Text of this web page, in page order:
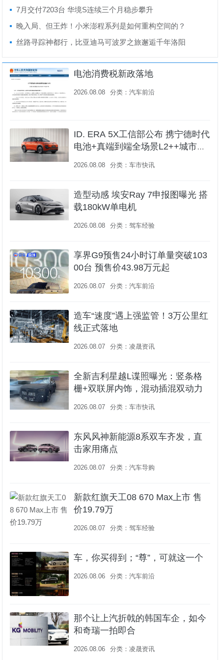
起7月交付7203台 华境S连续三个月稳步攀升
晚入局、但王炸！小米澎程系列是如何重构空间的？
丝路寻踪神都行，比亚迪马可波罗之旅邂逅千年洛阳
电池消费税新政落地
2026.08.08 分类：汽车前沿
ID. ERA 5X工信部公布 携宁德时代
电池+真端到端全场景L2++城市N
2026.08.08 分类：车市快讯
造型动感 埃安Ray 7申报图曝光 搭
载180kW单电机
2026.08.08 分类：驾车经验
享界G9预售24小时订单量突破103
00台 预售价43.98万元起
2026.08.07 分类：汽车前沿
造车“速度”遇上强监管！3万公里红
线正式落地
2026.08.07 分类：凌晟资讯
全新吉利星越L谍照曝光：竖条格
栅+双联屏内饰，混动插混双动力
2026.08.07 分类：车市快讯
东风风神新能源8系双车齐发，直
击家用痛点
2026.08.07 分类：汽车导购
新款红旗天工08 670 Max上市 售
价19.79万
2026.08.07 分类：驾车经验
车，你买得到；“尊”，可就这一个
2026.08.06 分类：汽车前沿
那个让上汽折戟的韩国车企，如今
和奇瑞一拍即合
2026.08.06 分类：凌晟资讯